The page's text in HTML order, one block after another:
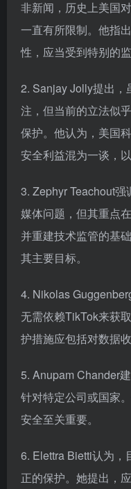
非新闻，历史上美国
一直有所限制。他指
性，应当受到特别的监
2. Sanjay Jolly提出，
注，但当前的立法似
保护。他认为，美国
安全利益混为一谈，
3. Zephyr Teachout
媒体问题，但其重点
并重建技术监管的基
其主要目标。
4. Nikolas
无需依赖TikTok来获
护措施应包括对数据
5. Anupam Chander
针对特定公司或国家
安全至关重要。
6. Elettra Bietti认为
正的保护。她提出，